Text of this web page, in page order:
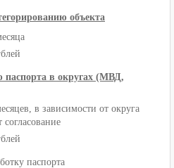
объекта
паспорта в округах (МВД,
в зависимости от округа
паспорта